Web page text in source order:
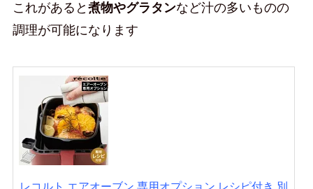
これがあると 煮物やグラタンなど汁の多いものの
調理が可能になります
レコルト エアオーブン 専用オプション レシピ付き 別